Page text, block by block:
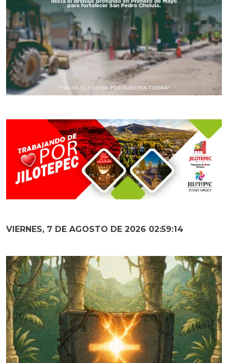
VIERNES, 7 DE AGOSTO DE 2026 02:59:16